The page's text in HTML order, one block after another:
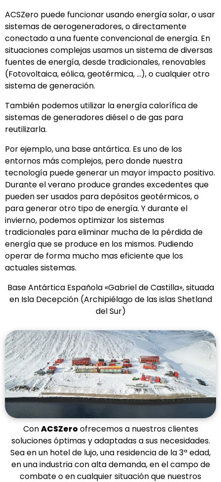
ACSZero puede funcionar usando energía solar, o usar
sistemas de aerogeneradores, o directamente
conectado a una fuente convencional de energía. En
situaciones complejas usamos un sistema de diversas
fuentes de energía, desde tradicionales, renovables
(Fotovoltaica, eólica, geotérmica, …), o cualquier otro
sistema de generación.
También podemos utilizar la energía calorífica de
sistemas de generadores diésel o de gas para
reutilizarla.
Por ejemplo, una base antártica. Es uno de los
entornos más complejos, pero donde nuestra
tecnología puede generar un mayor impacto positivo.
Durante el verano produce grandes excedentes que
pueden ser usados para depósitos geotérmicos, o
para generar otro tipo de energía. Y durante el
invierno, podemos optimizar los sistemas
tradicionales para eliminar mucha de la pérdida de
energía que se produce en los mismos. Pudiendo
operar de forma mucho mas eficiente que los
actuales sistemas.
Base Antártica Española «Gabriel de Castilla», situada
en Isla Decepción (Archipiélago de las islas Shetland
del Sur)
ConACSZeroofrecemos a nuestros clientes
soluciones óptimas y adaptadas a sus necesidades.
Sea en un hotel de lujo, una residencia de la 3ª edad,
en una industria con alta demanda, en el campo de
combate o en cualquier situación que nuestros